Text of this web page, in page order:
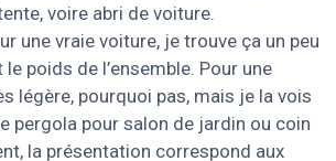
voire abri de voiture.
une vraie voiture, je trouve ça un peu
poids de l’ensemble. Pour une
légère, pourquoi pas, mais je la vois
pergola pour salon de jardin ou coin
la présentation correspond aux